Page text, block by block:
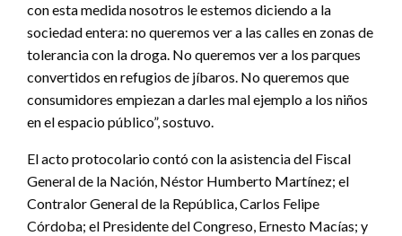
con esta medida nosotros le estemos diciendo a la
sociedad entera: no queremos ver a las calles en zonas de
tolerancia con la droga. No queremos ver a los parques
convertidos en refugios de jíbaros. No queremos que
consumidores empiezan a darles mal ejemplo a los niños
en el espacio público”, sostuvo.
El acto protocolario contó con la asistencia del Fiscal
General de la Nación, Néstor Humberto Martínez; el
Contralor General de la República, Carlos Felipe
Córdoba; el Presidente del Congreso, Ernesto Macías; y